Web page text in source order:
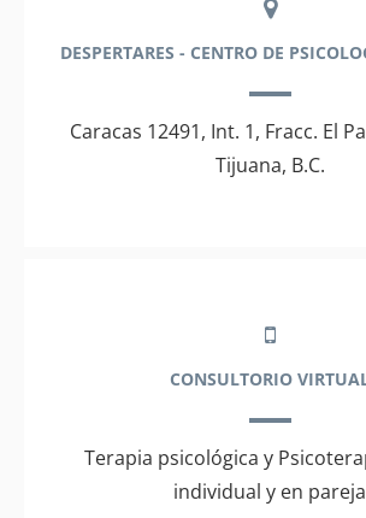
DESPERTARES - CENTRO DE
Caracas 12491, Int. 1, Fracc. El
Tijuana, B.C.
CONSULTORIO
Terapia psicológica y
individual y en pareja